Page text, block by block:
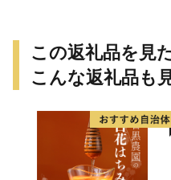
せち 本格おせち 洋風おせち
縁起物おせち 12月31日 お届
け お正月 お取り寄せ
この返礼品を見
こんな返礼品も